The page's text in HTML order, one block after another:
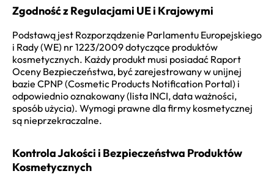
Zgodność z Regulacjami UE i Krajowymi
Podstawą jest Rozporządzenie Parlamentu Europejskiego
i Rady (WE) nr 1223/2009 dotyczące produktów
kosmetycznych. Każdy produkt musi posiadać Raport
Oceny Bezpieczeństwa, być zarejestrowany w unijnej
bazie CPNP (Cosmetic Products Notification Portal) i
odpowiednio oznakowany (lista INCI, data ważności,
sposób użycia). Wymogi prawne dla firmy kosmetycznej
są nieprzekraczalne.
Kontrola Jakości i Bezpieczeństwa Produktów
Kosmetycznych